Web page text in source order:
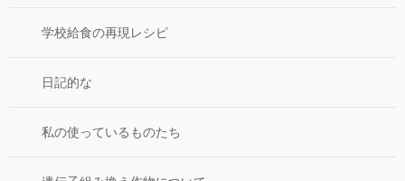
学校給食の再現レシピ
日記的な
私の使っているものたち